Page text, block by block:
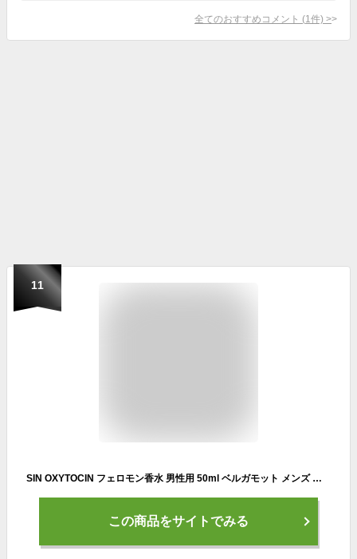
全てのおすすめコメント (1 件) >
11
SIN OXYTOCIN フェロモン香水 男性用 50ml ベルガモット メンズ メンズ香水 パルファン 柑橘系 ムスク 持ち運び perfume for men
この商品をサイトでみる